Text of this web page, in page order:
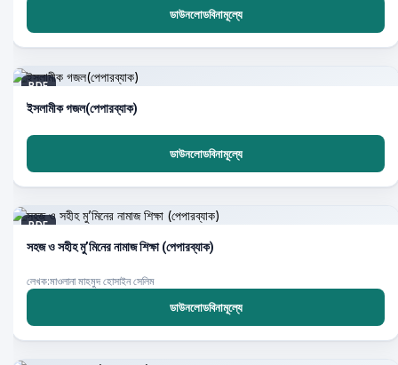
ডাউনলোডবিনামূল্যে
PDF
ইসলামীক গজল(পেপারব্যাক)
ডাউনলোডবিনামূল্যে
PDF
সহজ ও সহীহ মু’মিনের নামাজ শিক্ষা (পেপারব্যাক)
লেখক:মাওলানা মাহমুদ হোসাইন সেলিম
ডাউনলোডবিনামূল্যে